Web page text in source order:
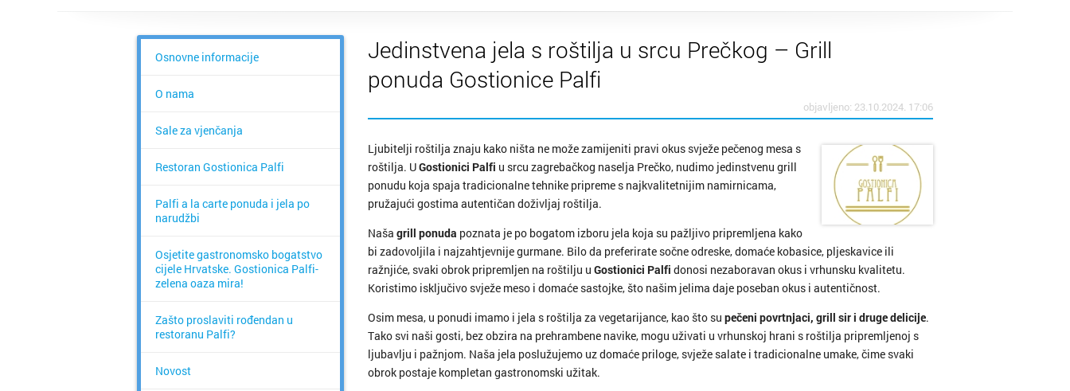
Osnovne informacije
O nama
Sale za vjenčanja
Restoran Gostionica Palfi
Palfi a la carte ponuda i jela po
narudžbi
Osjetite gastronomsko bogatstvo
cijele Hrvatske. Gostionica Palfi-
zelena oaza mira!
Zašto proslaviti rođendan u
restoranu Palfi?
Novost
Jedinstvena jela s roštilja u srcu Prečkog – Grill
ponuda Gostionice Palfi
objavljeno: 23.10.2024. 17:06
Ljubitelji roštilja znaju kako ništa ne može zamijeniti pravi okus svježe pečenog mesa s
roštilja. UGostionici Palfi u srcu zagrebačkog naselja Prečko, nudimo jedinstvenu grill
ponudu koja spaja tradicionalne tehnike pripreme s najkvalitetnijim namirnicama,
pružajući gostima autentičan doživljaj roštilja.
Naša grill ponuda poznata je po bogatom izboru jela koja su pažljivo pripremljena kako
bi zadovoljila i najzahtjevnije gurmane. Bilo da preferirate sočne odreske, domaće kobasice, pljeskavice ili
ražnjiće, svaki obrok pripremljen na roštilju u Gostionici Palfi donosi nezaboravan okus i vrhunsku kvalitetu.
Koristimo isključivo svježe meso i domaće sastojke, što našim jelima daje poseban okus i autentičnost.
Osim mesa, u ponudi imamo i jela s roštilja za vegetarijance, kao što su pečeni povrtnjaci, grill sir i druge delicije.
Tako svi naši gosti, bez obzira na prehrambene navike, mogu uživati u vrhunskoj hrani s roštilja pripremljenoj s
ljubavlju i pažnjom. Naša jela poslužujemo uz domaće priloge, svježe salate i tradicionalne umake, čime svaki
obrok postaje kompletan gastronomski užitak.